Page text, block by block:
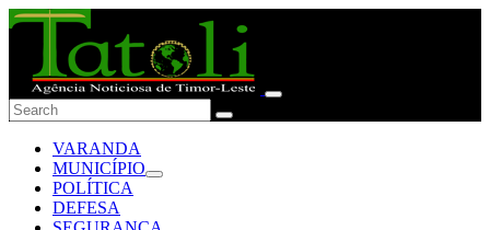
VARANDA
MUNICÍPIO
POLÍTICA
DEFESA